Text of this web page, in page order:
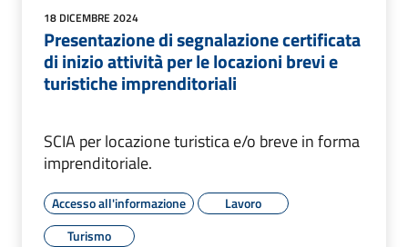
18 DICEMBRE 2024
Presentazione di segnalazione certificata
di inizio attività per le locazioni brevi e
turistiche imprenditoriali
SCIA per locazione turistica e/o breve in forma
imprenditoriale.
Accesso all'informazione
Lavoro
Turismo